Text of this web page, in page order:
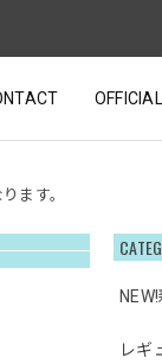
ます。
レギ